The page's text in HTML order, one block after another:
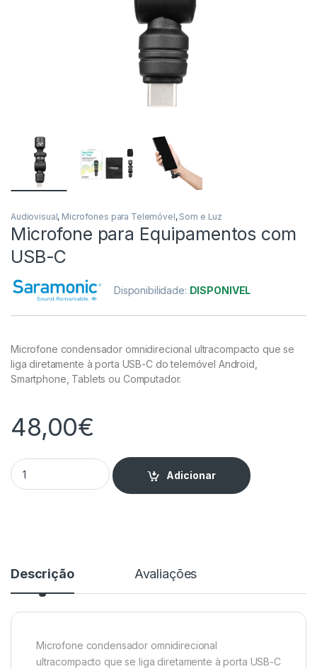
Audiovisual, Microfones para Telemóvel, Som e Luz
Microfone para Equipamentos com
USB-C
Disponibilidade: DISPONIVEL
Microfone condensador omnidirecional ultracompacto que se
liga diretamente à porta USB-C do telemóvel Android,
Smartphone, Tablets ou Computador.
48,00€
Microfone para Equipamentos com USB-C quantity
Adicionar
Descrição Avaliações
Microfone condensador omnidirecional
ultracompacto que se liga diretamente à porta USB-C